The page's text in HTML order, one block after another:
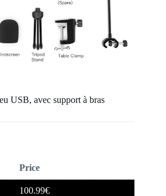
USB, avec support à bras
Price
100.99€